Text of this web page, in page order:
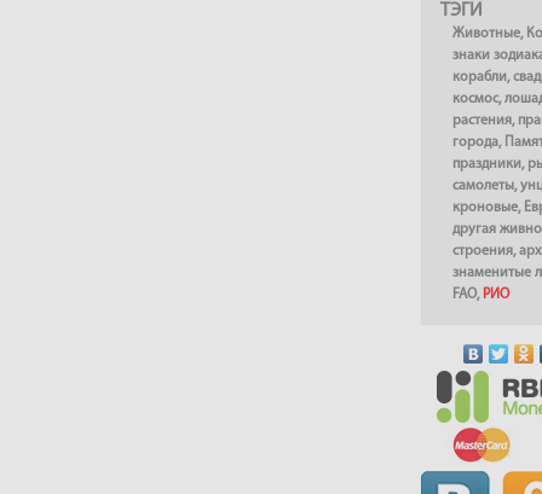
ТЭГИ
Животные,
знаки
корабли,
космос,
растения,
города,
праздники,
самолеты,
кроновые,
другая
строения,
знаменитые
FAO, РИО